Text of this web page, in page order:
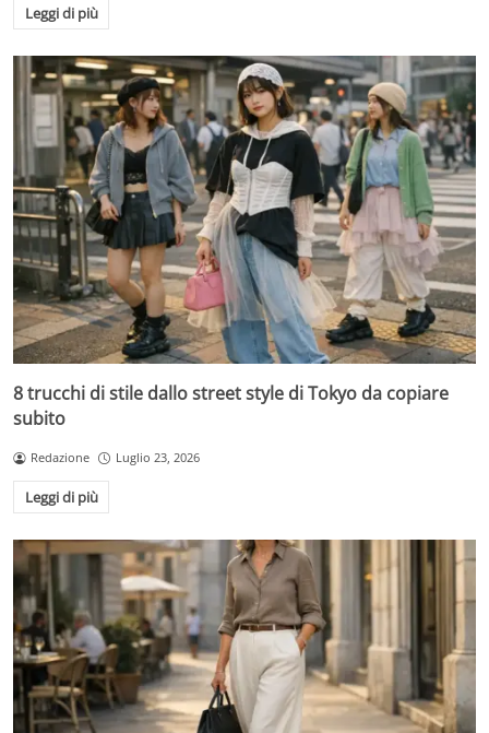
Leggi di più
8 trucchi di stile dallo street style di Tokyo da copiare
subito
Redazione Luglio 23, 2026
Leggi di più